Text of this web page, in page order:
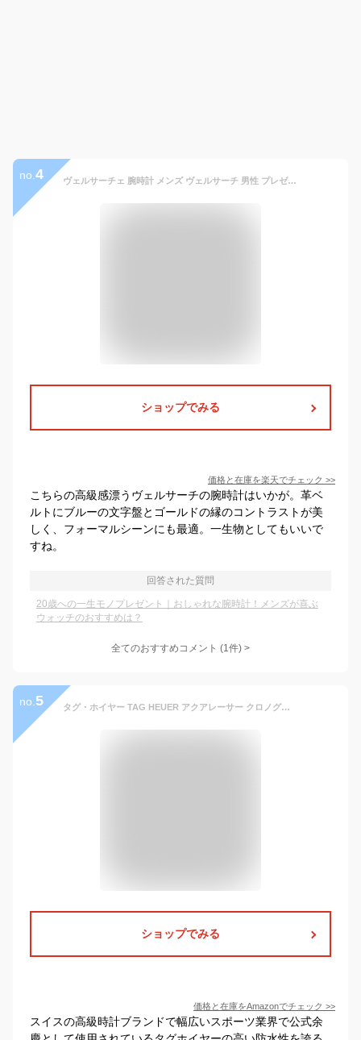
no. 4 ヴェルサーチェ 腕時計 メンズ ヴェルサーチ 男性 プレゼント 時計 青文字盤 革ベルト ブラウン 実用的 ギフト ハイブランド 30代 40代 50代 記念日 誕生日 おしゃれ シンプル クリスマス プレゼント
ショップでみる
価格と在庫を楽天でチェック >>
こちらの高級感漂うヴェルサーチの腕時計はいかが。革ベ
ルトにブルーの文字盤とゴールドの縁のコントラストが美
しく、フォーマルシーンにも最適。一生物としてもいいで
すね。
回答された質問
20歳への一生モノプレゼント｜おしゃれな腕時計！メンズが喜ぶ
ウォッチのおすすめは？
全てのおすすめコメント (1件) >
no. 5 タグ・ホイヤー TAG HEUER アクアレーサー クロノグラフ CAY1110.BA0927 ブラック文字盤 腕時計 メンズ (CAY1110BA0927) [並行輸入品]
ショップでみる
価格と在庫をAmazonでチェック >>
スイスの高級時計ブランドで幅広いスポーツ業界で公式余